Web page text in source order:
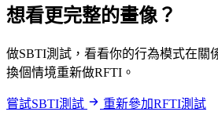
想看更完整的畫像？
做SBTI測試，看看你的行為模式在
換個情境重新做RFTI。
嘗試SBTI測試 重新參加RFTI測試